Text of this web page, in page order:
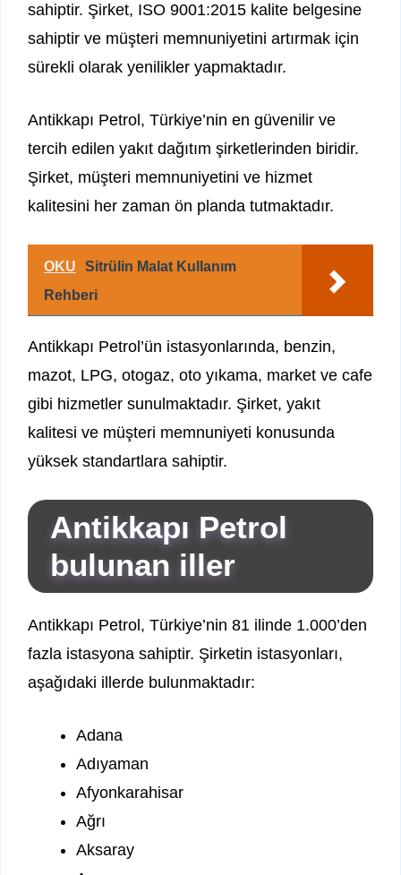
sahiptir. Şirket, ISO 9001:2015 kalite belgesine
sahiptir ve müşteri memnuniyetini artırmak için
sürekli olarak yenilikler yapmaktadır.
Antikkapı Petrol, Türkiye’nin en güvenilir ve
tercih edilen yakıt dağıtım şirketlerinden biridir.
Şirket, müşteri memnuniyetini ve hizmet
kalitesini her zaman ön planda tutmaktadır.
OKU
Sitrülin Malat Kullanım
Rehberi
Antikkapı Petrol’ün istasyonlarında, benzin,
mazot, LPG, otogaz, oto yıkama, market ve cafe
gibi hizmetler sunulmaktadır. Şirket, yakıt
kalitesi ve müşteri memnuniyeti konusunda
yüksek standartlara sahiptir.
Antikkapı Petrol
bulunan iller
Antikkapı Petrol, Türkiye’nin 81 ilinde 1.000’den
fazla istasyona sahiptir. Şirketin istasyonları,
aşağıdaki illerde bulunmaktadır:
Adana
Adıyaman
Afyonkarahisar
Ağrı
Aksaray